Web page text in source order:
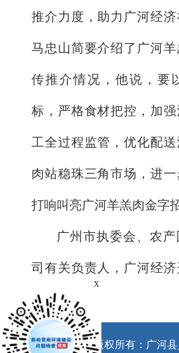
推介力度，助力广河经济
马忠山简要介绍了广河
传推介情况，他说，要
标，严格食材把控，加
工全过程监管，优化配
肉站稳珠三角市场，进一
打响叫亮广河羊羔肉金字
广州市执委会、农
司有关负责人，广河经
马全忠参加。
版权所有：广河
x